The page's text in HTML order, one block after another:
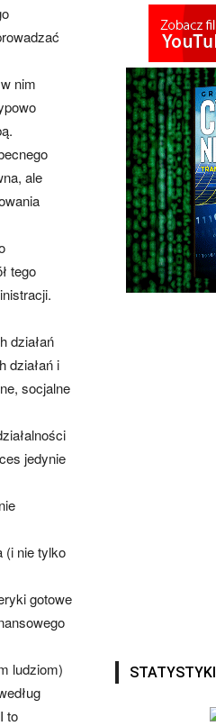
nim
ale
tego
działań
działań i
socjalne
jedynie
(i nie tylko
gotowe
ludziom)
to
STATYSTYKI